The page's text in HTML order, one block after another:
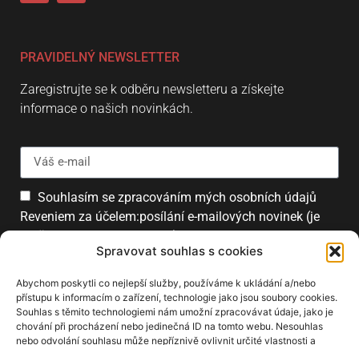
Spravovat souhlas s cookies
Abychom poskytli co nejlepší služby, používáme k ukládání a/nebo
přístupu k informacím o zařízení, technologie jako jsou soubory cookies.
Souhlas s těmito technologiemi nám umožní zpracovávat údaje, jako je
chování při procházení nebo jedinečná ID na tomto webu. Nesouhlas
nebo odvolání souhlasu může nepříznivě ovlivnit určité vlastnosti a
PRAVIDELNÝ NEWSLETTER
Zaregistrujte se k odběru newsletteru a získejte
informace o našich novinkách.
Souhlasím se zpracováním mých osobních údajů
Reveniem za účelem:posílání e-mailových novinek (je
možné se kdykoliv odhlásit).
PARTNEŘI